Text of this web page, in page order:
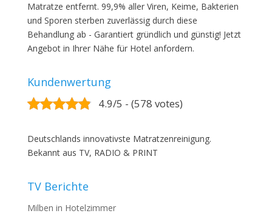
Matratze entfernt. 99,9% aller Viren, Keime, Bakterien
und Sporen sterben zuverlässig durch diese
Behandlung ab - Garantiert gründlich und günstig! Jetzt
Angebot in Ihrer Nähe für Hotel anfordern.
Kundenwertung
4.9/5 - (578 votes)
Deutschlands innovativste Matratzenreinigung.
Bekannt aus TV, RADIO & PRINT
TV Berichte
Milben in Hotelzimmer